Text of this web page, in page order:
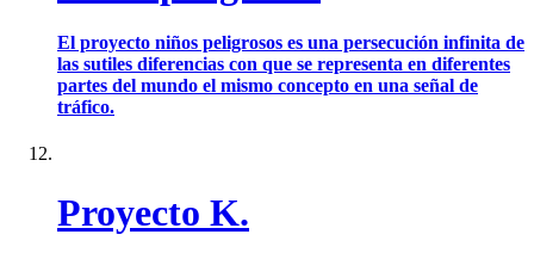
El proyecto niños peligrosos es una persecución infinita de
las sutiles diferencias con que se representa en diferentes
partes del mundo el mismo concepto en una señal de
tráfico.
Proyecto K.